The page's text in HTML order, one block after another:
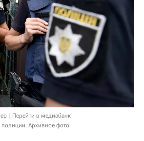
Перейти в медиабанк
полиции. Архивное фото